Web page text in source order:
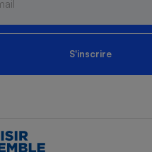
S'inscrire